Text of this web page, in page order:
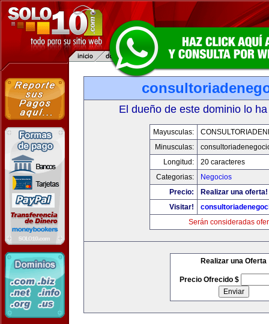
El dueño de este dominio lo
Mayusculas:
Minusculas:
Longitud:
20 caracteres
Categorias:
Negocios
Precio:
Realizar una oferta!
Visitar!
Serán consideradas
Realizar una Oferta
Precio Ofrecido $